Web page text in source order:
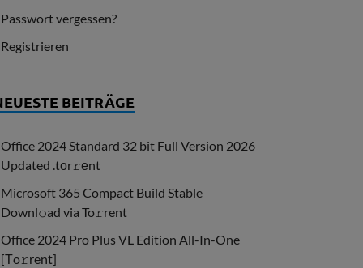
Passwort vergessen?
Registrieren
BEITRÄGE
Office 2024 Standard 32 bit Full Version 2026
Updated .tоr𝚛еnt
Microsoft 365 Compact Build Stable
Downl𝚘ad via To𝚛rent
Office 2024 Pro Plus VL Edition All-In-One
[Тo𝚛rent]